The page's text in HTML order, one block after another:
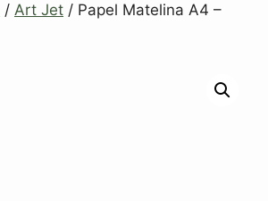
/ Art Jet / Papel Matelina A4 –